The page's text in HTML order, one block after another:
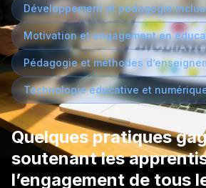
Développement et pédagogie
Motivation et engagement en
Pédagogie et méthodes
Technologie éducative et
Quelques pratiques
soutenant les
l’engagement de tous